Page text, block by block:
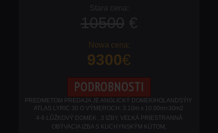
10500 €
9300€
PODROBNOSTI
PREDMETOM PREDAJA JE ANGLICKÝ DOMEK/HOLANDSÝIY
ATLAS LYRIC 30 O VÝMEROCH: 3.10m x 10.00m=30m2
4-6 LŮŽKOVÝ DOMEK , 3 IZBY, VEĽKÁ PRIESTRANNÁ
OBÝVACIA IZBA S KUCHYNSKÝM KÚTOM,